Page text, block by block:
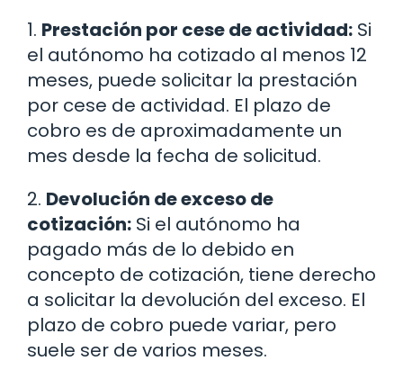
1. Prestación por cese de actividad: Si
el autónomo ha cotizado al menos 12
meses, puede solicitar la prestación
por cese de actividad. El plazo de
cobro es de aproximadamente un
mes desde la fecha de solicitud.
2. Devolución de exceso de
cotización: Si el autónomo ha
pagado más de lo debido en
concepto de cotización, tiene derecho
a solicitar la devolución del exceso. El
plazo de cobro puede variar, pero
suele ser de varios meses.